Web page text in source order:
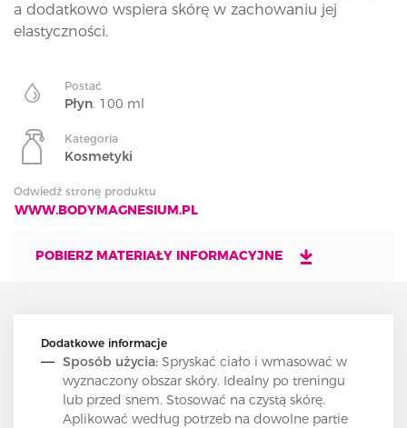
a dodatkowo wspiera skórę w zachowaniu jej
elastyczności.
Postać
Płyn. 100 ml
Kategoria
Kosmetyki
Odwiedź stronę produktu
WWW.BODYMAGNESIUM.PL
POBIERZ MATERIAŁY INFORMACYJNE
Dodatkowe informacje
Sposób użycia: Spryskać ciało i wmasować w
wyznaczony obszar skóry. Idealny po treningu
lub przed snem. Stosować na czystą skórę.
Aplikować według potrzeb na dowolne partie